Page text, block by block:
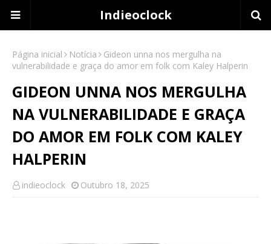
Indieoclock
Página inicial Notícia
Gideon unna nos mergulha na
vulnerabilidade e graça do amor em folk com Kaley Halperin
GIDEON UNNA NOS MERGULHA
NA VULNERABILIDADE E GRAÇA
DO AMOR EM FOLK COM KALEY
HALPERIN
indieoclock Outubro 18, 2025